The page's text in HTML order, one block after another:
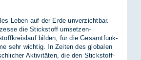
Le­ben auf der Erde un­ver­zicht­bar.
die Stick­stoff um­set­zen­
bil­den, für die Ge­samt­funk­
sehr wich­tig. In Zei­ten des glo­ba­len
Ak­ti­vi­tä­ten, die den Stick­stoff­